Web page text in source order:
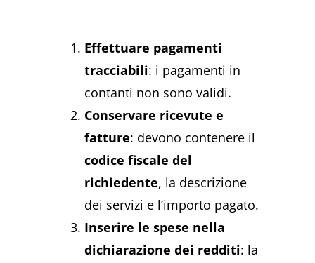
Effettuare pagamenti
tracciabili: i pagamenti in
contanti non sono validi.
Conservare ricevute e
fatture: devono contenere il
codice fiscale del
richiedente, la descrizione
dei servizi e l’importo pagato.
Inserire le spese nella
dichiarazione dei redditi: la